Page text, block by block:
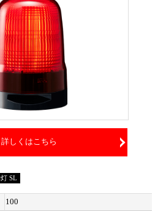
詳しくはこちら
SL
100